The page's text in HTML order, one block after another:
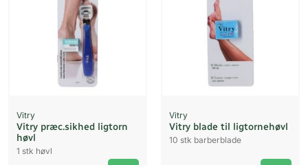
Vitry
Vitry præc.sikhed ligtorn
høvl
1 stk høvl
Vitry
Vitry blade til ligtornehøvl
10 stk barberblade